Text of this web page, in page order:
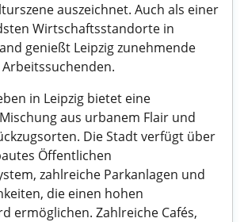
auszeichnet. Auch als einer
Wirtschaftsstandorte in
genießt Leipzig zunehmende
in Leipzig bietet eine
aus urbanem Flair und
Die Stadt verfügt über
Öffentlichen
zahlreiche Parkanlagen und
die einen hohen
ermöglichen. Zahlreiche Cafés,